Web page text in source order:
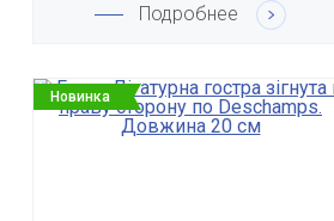
Подробнее
Новинка